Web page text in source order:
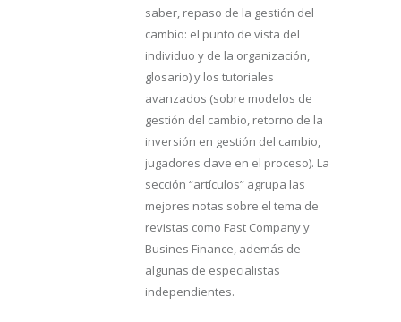
saber, repaso de la gestión del
cambio: el punto de vista del
individuo y de la organización,
glosario) y los tutoriales
avanzados (sobre modelos de
gestión del cambio, retorno de la
inversión en gestión del cambio,
jugadores clave en el proceso). La
sección “artículos” agrupa las
mejores notas sobre el tema de
revistas como Fast Company y
Busines Finance, además de
algunas de especialistas
independientes.